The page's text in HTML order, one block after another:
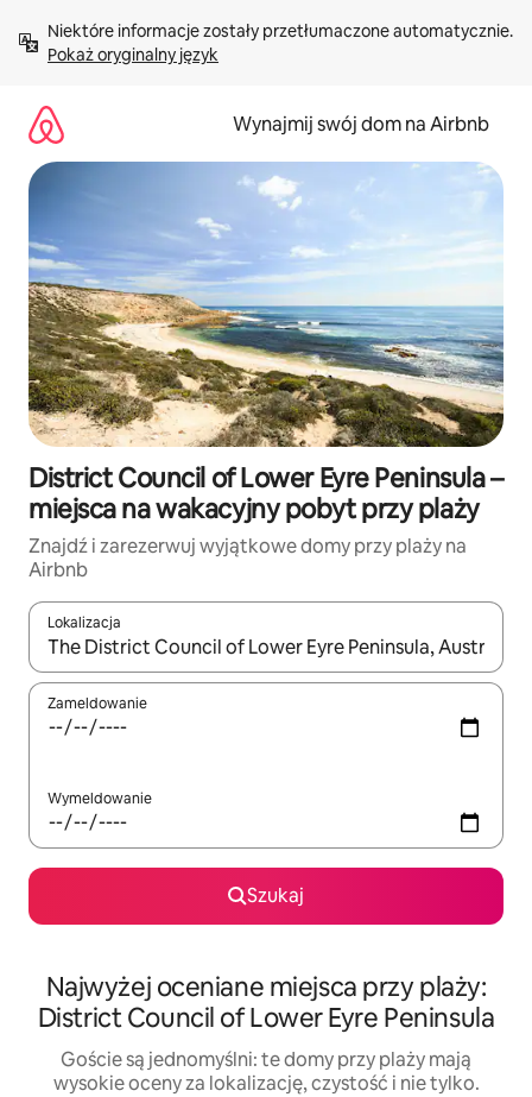
treści Pokaż oryginalny język
Wynajmij swój dom na Airbnb
District Council of Lower Eyre Peninsula –
miejsca na wakacyjny pobyt przy plaży
Znajdź i zarezerwuj wyjątkowe domy przy plaży na
Airbnb
Lokalizacja
Gdy wyniki będą dostępne, możesz poruszać się po nich za
Zameldowanie
Wymeldowanie
Szukaj
Najwyżej oceniane miejsca przy plaży:
District Council of Lower Eyre Peninsula
Goście są jednomyślni: te domy przy plaży mają
wysokie oceny za lokalizację, czystość i nie tylko.